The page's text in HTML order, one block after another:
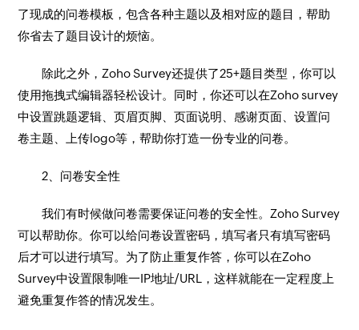
了现成的问卷模板，包含各种主题以及相对应的题目，帮助
你省去了题目设计的烦恼。
除此之外，Zoho Survey还提供了25+题目类型，你可以
使用拖拽式编辑器轻松设计。同时，你还可以在Zoho survey
中设置跳题逻辑、页眉页脚、页面说明、感谢页面、设置问
卷主题、上传logo等，帮助你打造一份专业的问卷。
2、问卷安全性
我们有时候做问卷需要保证问卷的安全性。Zoho Survey
可以帮助你。你可以给问卷设置密码，填写者只有填写密码
后才可以进行填写。为了防止重复作答，你可以在Zoho
Survey中设置限制唯一IP地址/URL，这样就能在一定程度上
避免重复作答的情况发生。